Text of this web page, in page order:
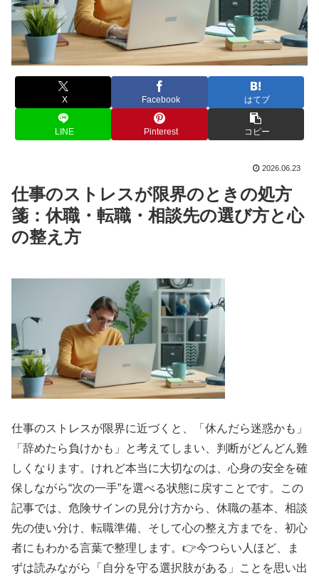
X Facebook はてブ
LINE Pinterest コピー
2026.06.23
仕事のストレスが限界のときの処方
箋：休職・転職・相談先の選び方と心
の整え方
仕事のストレスが限界に近づくと、「休んだら迷惑かも」
「辞めたら負けかも」と考えてしまい、判断がどんどん難
しくなります。けれど本当に大切なのは、心身の安全を確
保しながら“次の一手”を選べる状態に戻すことです。この
記事では、危険サインの見分け方から、休職の基本、相談
先の使い分け、転職準備、そして心の整え方までを、初心
者にもわかる言葉で整理します。👉今つらい人ほど、ま
ずは読みながら「自分を守る選択肢がある」ことを思い出